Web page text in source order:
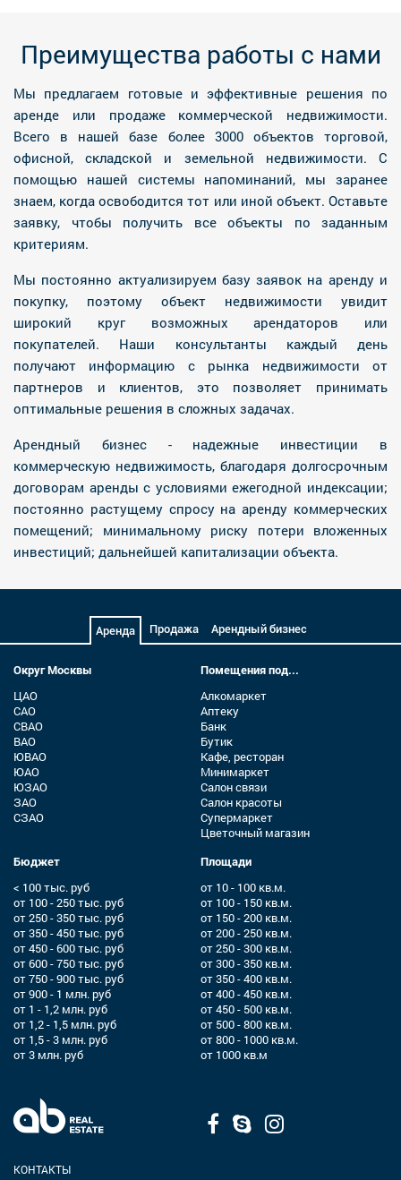
Преимущества работы с нами
Мы предлагаем готовые и эффективные решения по
аренде или продаже коммерческой недвижимости.
Всего в нашей базе более 3000 объектов торговой,
офисной, складской и земельной недвижимости. С
помощью нашей системы напоминаний, мы заранее
знаем, когда освободится тот или иной объект. Оставьте
заявку, чтобы получить все объекты по заданным
критериям.
Мы постоянно актуализируем базу заявок на аренду и
покупку, поэтому объект недвижимости увидит
широкий круг возможных арендаторов или
покупателей. Наши консультанты каждый день
получают информацию с рынка недвижимости от
партнеров и клиентов, это позволяет принимать
оптимальные решения в сложных задачах.
Арендный бизнес - надежные инвестиции в
коммерческую недвижимость, благодаря долгосрочным
договорам аренды с условиями ежегодной индексации;
постоянно растущему спросу на аренду коммерческих
помещений; минимальному риску потери вложенных
инвестиций; дальнейшей капитализации объекта.
Аренда Продажа Арендный бизнес
Округ Москвы
ЦАО
САО
СВАО
ВАО
ЮВАО
ЮАО
ЮЗАО
ЗАО
СЗАО
Помещения под...
Алкомаркет
Аптеку
Банк
Бутик
Кафе, ресторан
Минимаркет
Салон связи
Салон красоты
Супермаркет
Цветочный магазин
Бюджет
< 100 тыс. руб
от 100 - 250 тыс. руб
от 250 - 350 тыс. руб
от 350 - 450 тыс. руб
от 450 - 600 тыс. руб
от 600 - 750 тыс. руб
от 750 - 900 тыс. руб
от 900 - 1 млн. руб
от 1 - 1,2 млн. руб
от 1,2 - 1,5 млн. руб
от 1,5 - 3 млн. руб
от 3 млн. руб
Площади
от 10 - 100 кв.м.
от 100 - 150 кв.м.
от 150 - 200 кв.м.
от 200 - 250 кв.м.
от 250 - 300 кв.м.
от 300 - 350 кв.м.
от 350 - 400 кв.м.
от 400 - 450 кв.м.
от 450 - 500 кв.м.
от 500 - 800 кв.м.
от 800 - 1000 кв.м.
от 1000 кв.м
КОНТАКТЫ